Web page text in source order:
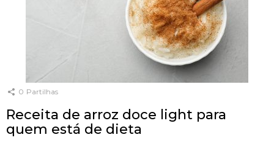
0 Partilhas
Receita de arroz doce light para
quem está de dieta